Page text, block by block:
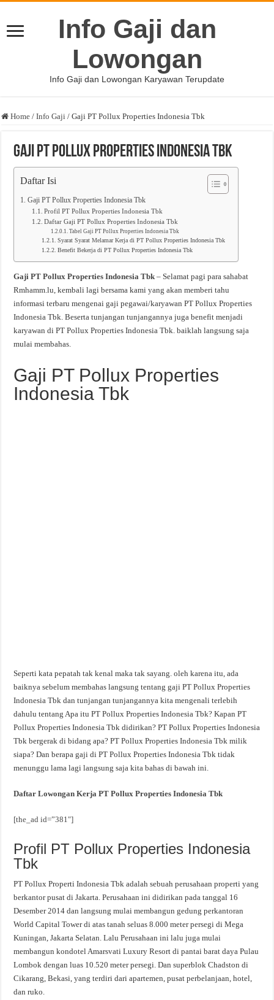
Info Gaji dan
Lowongan
Info Gaji dan Lowongan Karyawan Terupdate
Home / Info Gaji / Gaji PT Pollux Properties Indonesia Tbk
Gaji PT Pollux Properties Indonesia Tbk
Daftar Isi
Gaji PT Pollux Properties Indonesia Tbk
Profil PT Pollux Properties Indonesia Tbk
Daftar Gaji PT Pollux Properties Indonesia Tbk
Tabel Gaji PT Pollux Properties Indonesia Tbk
Syarat Syarat Melamar Kerja di PT Pollux Properties Indonesia Tbk
Benefit Bekerja di PT Pollux Properties Indonesia Tbk
Gaji PT Pollux Properties Indonesia Tbk – Selamat pagi para sahabat
Rmhamm.lu, kembali lagi bersama kami yang akan memberi tahu
informasi terbaru mengenai gaji pegawai/karyawan PT Pollux Properties
Indonesia Tbk. Beserta tunjangan tunjangannya juga benefit menjadi
karyawan di PT Pollux Properties Indonesia Tbk. baiklah langsung saja
mulai membahas.
Gaji PT Pollux Properties
Indonesia Tbk
Seperti kata pepatah tak kenal maka tak sayang. oleh karena itu, ada
baiknya sebelum membahas langsung tentang gaji PT Pollux Properties
Indonesia Tbk dan tunjangan tunjangannya kita mengenali terlebih
dahulu tentang Apa itu PT Pollux Properties Indonesia Tbk? Kapan PT
Pollux Properties Indonesia Tbk didirikan? PT Pollux Properties Indonesia
Tbk bergerak di bidang apa? PT Pollux Properties Indonesia Tbk milik
siapa? Dan berapa gaji di PT Pollux Properties Indonesia Tbk tidak
menunggu lama lagi langsung saja kita bahas di bawah ini.
Daftar Lowongan Kerja PT Pollux Properties Indonesia Tbk
[the_ad id=”381″]
Profil PT Pollux Properties Indonesia
Tbk
PT Pollux Properti Indonesia Tbk adalah sebuah perusahaan properti yang
berkantor pusat di Jakarta. Perusahaan ini didirikan pada tanggal 16
Desember 2014 dan langsung mulai membangun gedung perkantoran
World Capital Tower di atas tanah seluas 8.000 meter persegi di Mega
Kuningan, Jakarta Selatan. Lalu Perusahaan ini lalu juga mulai
membangun kondotel Amarsvati Luxury Resort di pantai barat daya Pulau
Lombok dengan luas 10.520 meter persegi. Dan superblok Chadston di
Cikarang, Bekasi, yang terdiri dari apartemen, pusat perbelanjaan, hotel,
dan ruko.